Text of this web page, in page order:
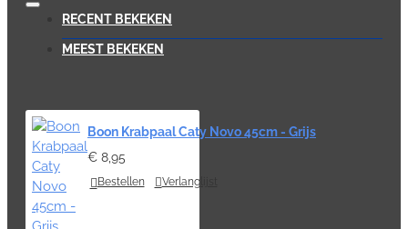
RECENT BEKEKEN
MEEST BEKEKEN
Boon Krabpaal Caty Novo 45cm - Grijs
€ 8,95
Bestellen Verlanglijst